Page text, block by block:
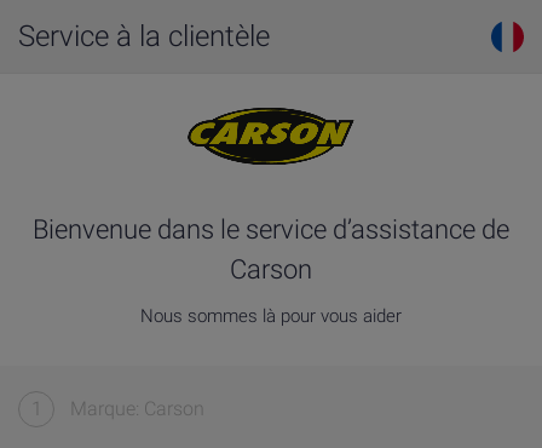
Service à la clientèle
Bienvenue dans le service d’assistance de
Carson
Nous sommes là pour vous aider
1 Marque: Carson